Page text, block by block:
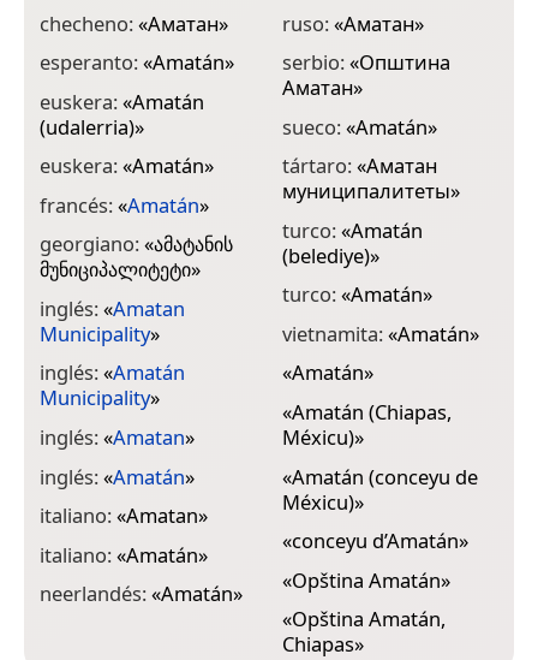
checheno:«Аматан»
esperanto:«Amatán»
euskera:«Amatán
(udalerria)»
euskera:«Amatán»
francés:«Amatán»
georgiano:«ამატანის
მუნიციპალიტეტი»
inglés:«Amatan
Municipality»
inglés:«Amatán
Municipality»
inglés:«Amatan»
inglés:«Amatán»
italiano:«Amatan»
italiano:«Amatán»
neerlandés:«Amatán»
ruso:«Аматан»
serbio:«Општина
Аматан»
sueco:«Amatán»
tártaro:«Аматан
муниципалитеты»
turco:«Amatán
(belediye)»
turco:«Amatán»
vietnamita:«Amatán»
«Amatán»
«Amatán (Chiapas,
Méxicu)»
«Amatán (conceyu de
Méxicu)»
«conceyu d’Amatán»
«Opština Amatán»
«Opština Amatán,
Chiapas»